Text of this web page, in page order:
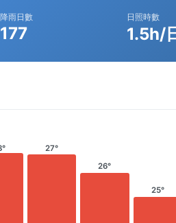
降雨日數
177
日照時數
1.5h/
27°
26°
25°